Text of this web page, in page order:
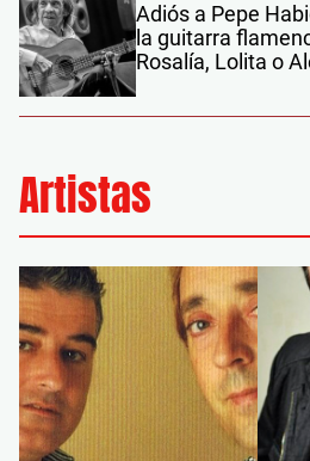
Adiós a Pepe
la guitarra
Rosalía, Lolita o
Artistas